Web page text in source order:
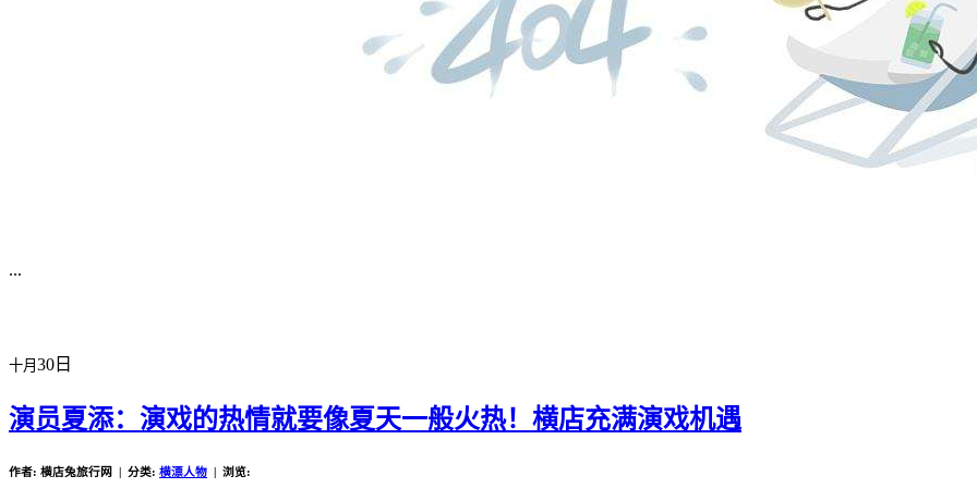
...
十月 30日
演员夏添：演戏的热情就要像夏天一般火热！横店充满演戏机遇
作者: 横店兔旅行网 | 分类: 横漂人物 | 浏览: